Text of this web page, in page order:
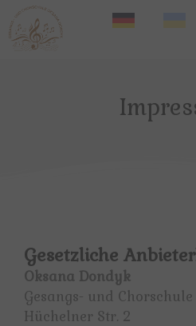
Gesetzliche
Oksana Dondyk
Gesangs- und Chorschule
Hüchelner Str. 2